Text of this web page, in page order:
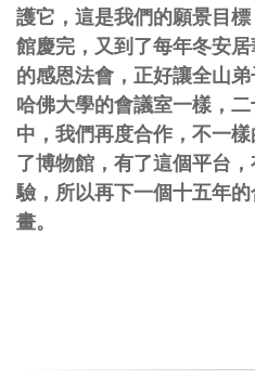
護它，這是我們的願景目標
館慶完，又到了每年冬安
的感恩法會，正好讓全山
哈佛大學的會議室一樣，
中，我們再度合作，不一
了博物館，有了這個平台
驗，所以再下一個十五年
畫。